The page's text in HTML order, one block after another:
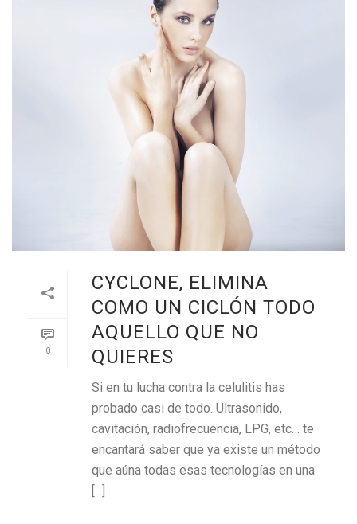
0
CYCLONE, ELIMINA
COMO UN CICLÓN TODO
AQUELLO QUE NO
QUIERES
Si en tu lucha contra la celulitis has
probado casi de todo. Ultrasonido,
cavitación, radiofrecuencia, LPG, etc… te
encantará saber que ya existe un método
que aúna todas esas tecnologías en una
[...]